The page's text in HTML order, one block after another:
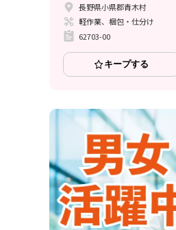
長野県小県郡青木村
軽作業、梱包・仕分け
62703-00
キープする